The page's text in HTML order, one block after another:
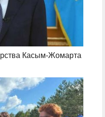
Касым-Жомарта